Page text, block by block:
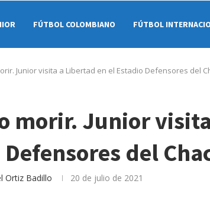
FÚTBOL COLOMBIANO FÚTBOL
Junior visita a Libertad en el Estadio Defensores del
morir. Junior
del
Ortiz Badillo 20 de julio de 2021